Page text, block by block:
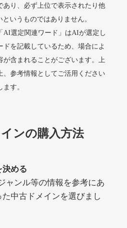
詳細を見る
br.info
1202 ドメイン年齢1年
詳細を見る
あり、必ず上位で表示されたり他
いうものではありません。
選定関連ワード」はAIが選定し
ドを記載しているため、場合によ
が含まれることがございます。上
、参考情報としてご活用ください
す。
ンの購入方法
める
ャンル等の情報を参考にあ
中古ドメインを選びまし